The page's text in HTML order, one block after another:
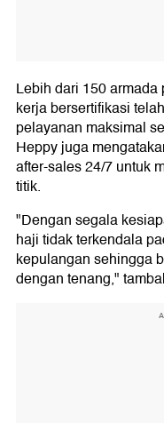
Lebih dari 150
kerja bersertifikasi
pelayanan maksimal
Heppy juga
after-sales 24/7 untuk
titik.
"Dengan segala
haji tidak terkendala
kepulangan sehingga
dengan tenang,"